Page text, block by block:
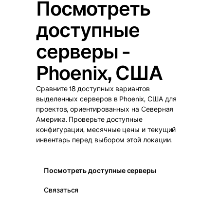
Посмотреть
доступные
серверы -
Phoenix, США
Сравните 18 доступных вариантов
выделенных серверов в Phoenix, США для
проектов, ориентированных на Северная
Америка. Проверьте доступные
конфигурации, месячные цены и текущий
инвентарь перед выбором этой локации.
Посмотреть доступные серверы
Связаться